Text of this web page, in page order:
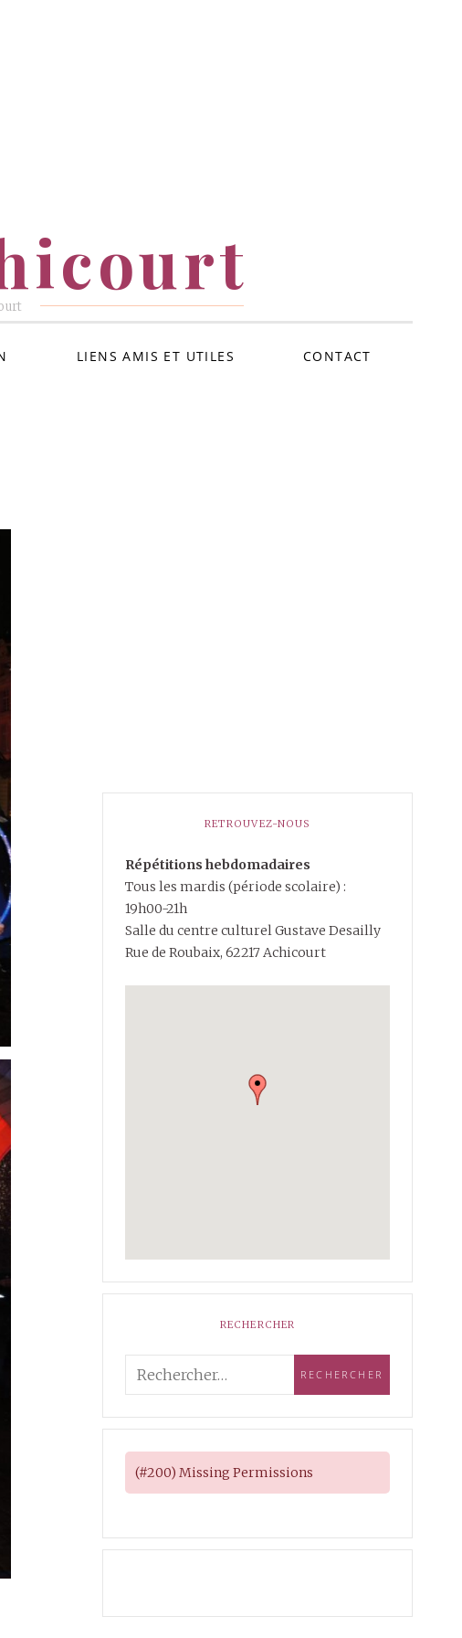
LIENS AMIS ET UTILES CONTACT
RETROUVEZ-NOUS
Répétitions hebdomadaires
Tous les mardis (période scolaire) :
19h00-21h
Salle du centre culturel Gustave Desailly
Rue de Roubaix, 62217 Achicourt
RECHERCHER
(#200) Missing Permissions